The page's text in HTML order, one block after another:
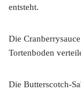
entsteht.
Die
Tortenboden
Die Butterscotch-